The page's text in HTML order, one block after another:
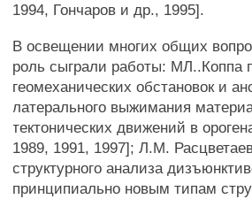
1994, Гончаров и др., 1995].
В освещении многих общих
роль сыграли работы: МЛ..Коппа
геомеханических обстановок и
латерального выжимания
тектонических движений в
1989, 1991, 1997]; Л.М.
структурного анализа
принципиально новым типам